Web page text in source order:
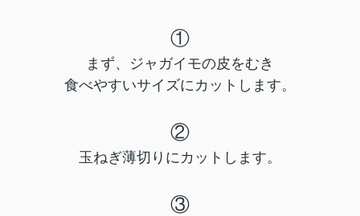
①
まず、ジャガイモの皮をむき
食べやすいサイズにカットします。
②
玉ねぎ薄切りにカットします。
③